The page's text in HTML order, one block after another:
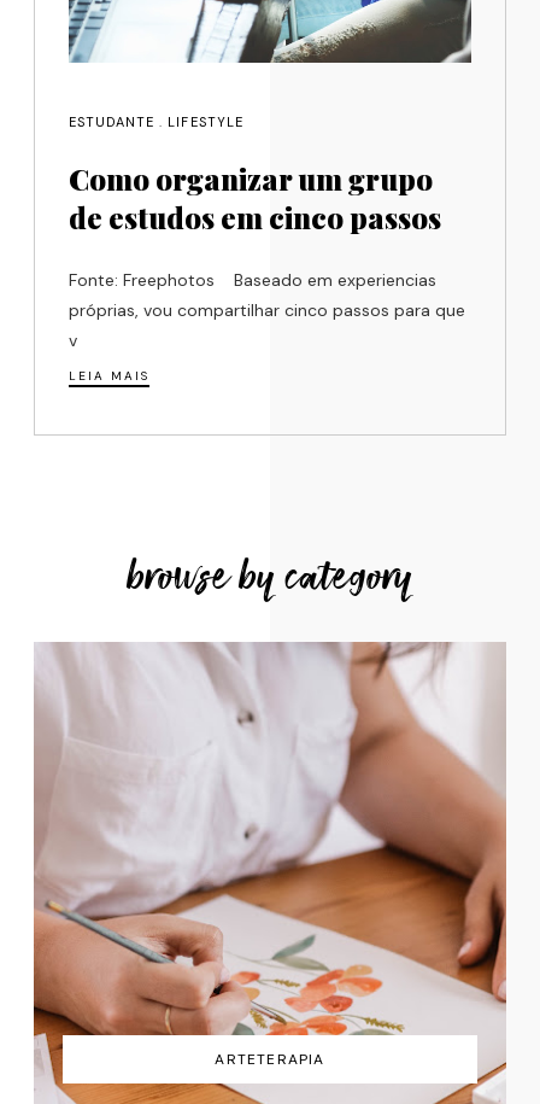
ESTUDANTE . LIFESTYLE
Como organizar um grupo
de estudos em cinco passos
Fonte: Freephotos Baseado em experiencias
próprias, vou compartilhar cinco passos para que
v
LEIA MAIS
browse by category
ARTETERAPIA